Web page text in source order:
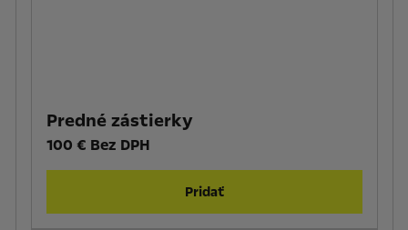
Predné zástierky
100 € Bez DPH
Pridať